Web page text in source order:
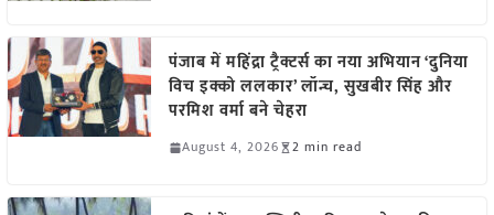
पंजाब में महिंद्रा ट्रैक्टर्स का नया अभियान ‘दुनिया
विच इक्को ललकार’ लॉन्च, सुखबीर सिंह और
परमिश वर्मा बने चेहरा
August 4, 2026 2 min read